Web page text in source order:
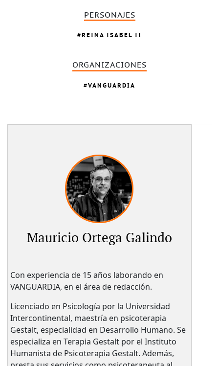
PERSONAJES
REINA ISABEL II
ORGANIZACIONES
VANGUARDIA
Mauricio Ortega Galindo
Con experiencia de 15 años laborando en
VANGUARDIA, en el área de redacción.
Licenciado en Psicología por la Universidad
Intercontinental, maestría en psicoterapia
Gestalt, especialidad en Desarrollo Humano. Se
especializa en Terapia Gestalt por el Instituto
Humanista de Psicoterapia Gestalt. Además,